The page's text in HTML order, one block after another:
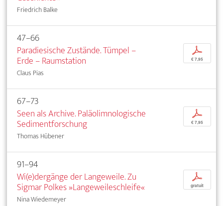
Friedrich Balke
47–66
Paradiesische Zustände. Tümpel –
Erde – Raumstation
Claus Pias
p
€ 7,95
67–73
Seen als Archive. Paläolimnologische
Sedimentforschung
Thomas Hübener
p
€ 7,95
91–94
Wi(e)dergänge der Langeweile. Zu
Sigmar Polkes »Langeweileschleife«
Nina Wiedemeyer
p
gratuit